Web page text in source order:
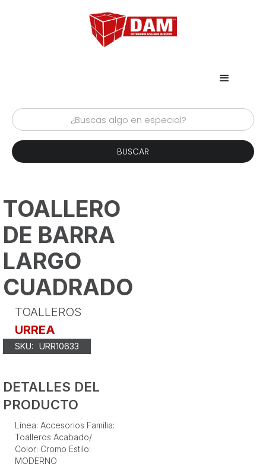
TOALLERO
DE BARRA
LARGO
CUADRADO
TOALLEROS
URREA
SKU: URR10633
DETALLES DEL
PRODUCTO
Línea: Accesorios Familia:
Toalleros Acabado/
Color: Cromo Estilo:
MODERNO